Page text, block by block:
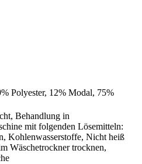
Polyester, 12% Modal, 75%
, Behandlung in
mit folgenden Lösemitteln:
, Kohlenwasserstoffe, Nicht heiß
Wäschetrockner trocknen,